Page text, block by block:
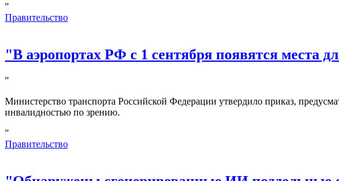
"
Правительство
"В аэропортах РФ с 1 сентября появятся места
"
Министерство транспорта Российской Федерации утвердило приказ,
инвалидностью по зрению.
"
Правительство